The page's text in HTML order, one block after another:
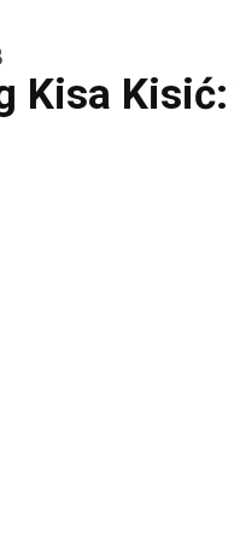
Kisa